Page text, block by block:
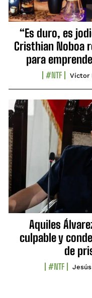
“Es duro, es
Cristhian Noboa
para
#NTF Víctor
Aquiles
culpable y
de
#NTF